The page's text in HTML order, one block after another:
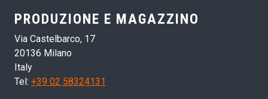
PRODUZIONE E MAGAZZINO
Via Castelbarco, 17
20136 Milano
Italy
Tel: +39 02 58324131